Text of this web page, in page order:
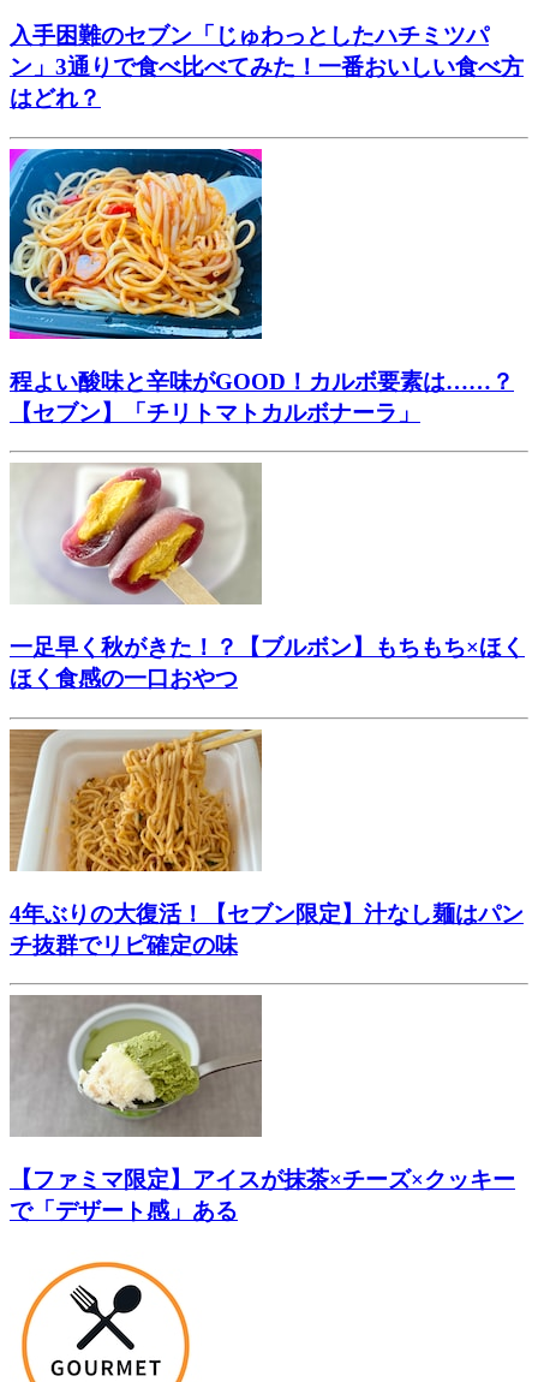
入手困難のセブン「じゅわっとしたハチミツパ
ン」3通りで食べ比べてみた！一番おいしい食べ方
はどれ？
程よい酸味と辛味がGOOD！カルボ要素は……？
【セブン】「チリトマトカルボナーラ」
一足早く秋がきた！？【ブルボン】もちもち×ほく
ほく食感の一口おやつ
4年ぶりの大復活！【セブン限定】汁なし麺はパン
チ抜群でリピ確定の味
【ファミマ限定】アイスが抹茶×チーズ×クッキー
で「デザート感」ある